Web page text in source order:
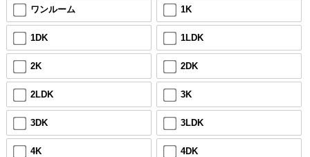
ワンルーム 1K
1DK 1LDK
2K 2DK
2LDK 3K
3DK 3LDK
4K 4DK